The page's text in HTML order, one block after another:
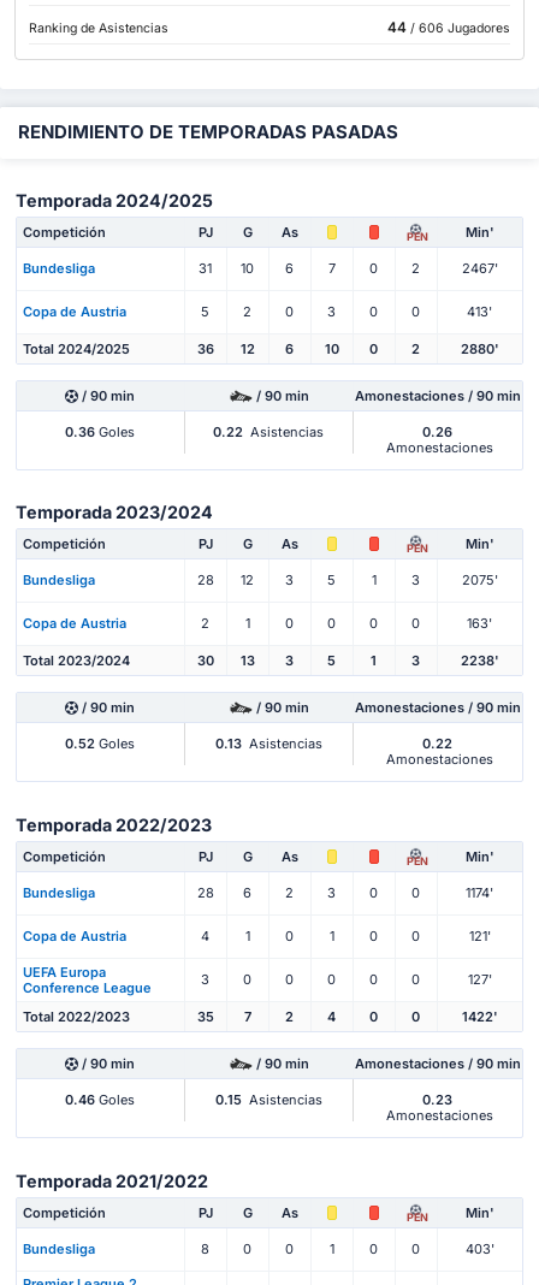
Ranking de Asistencias 44/ 606 Jugadores
RENDIMIENTO DE TEMPORADAS PASADAS
Temporada 2024/2025
Competición PJ G As PEN Min'
Bundesliga 31 10 6 7 0 2 2467'
Copa de Austria 5 2 0 3 0 0 413'
Total 2024/2025 36 12 6 10 0 2 2880'
/ 90 min / 90 min Amonestaciones / 90 min
0.36 Goles 0.22 Asistencias
0.26
Amonestaciones
Temporada 2023/2024
Competición PJ G As PEN Min'
Bundesliga 28 12 3 5 1 3 2075'
Copa de Austria 2 1 0 0 0 0 163'
Total 2023/2024 30 13 3 5 1 3 2238'
/ 90 min / 90 min Amonestaciones / 90 min
0.52 Goles 0.13 Asistencias
0.22
Amonestaciones
Temporada 2022/2023
Competición PJ G As PEN Min'
Bundesliga 28 6 2 3 0 0 1174'
Copa de Austria 4 1 0 1 0 0 121'
UEFA Europa
Conference League
3 0 0 0 0 0 127'
Total 2022/2023 35 7 2 4 0 0 1422'
/ 90 min / 90 min Amonestaciones / 90 min
0.46 Goles 0.15 Asistencias
0.23
Amonestaciones
Temporada 2021/2022
Competición PJ G As PEN Min'
Bundesliga 8 0 0 1 0 0 403'